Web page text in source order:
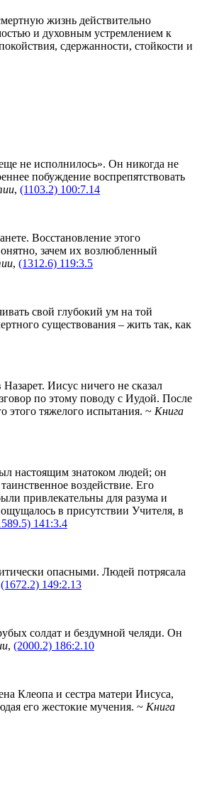
жизнь действительно
и духовным устремлением к
сдержанности, стойкости и
не исполнилось». Он никогда не
побуждение воспрепятствовать
, (1103.2) 100:7.14
Восстановление этого
зачем их возлюбленный
, (1312.6) 119:3.5
свой глубокий ум на той
существования – жить так, как
Иисус ничего не сказал
по этому поводу с Иудой. После
этого тяжелого испытания. ~ Книга
настоящим знатоком людей; он
воздействие. Его
привлекательны для разума и
в присутствии Учителя, в
141:3.4
опасными. Людей потрясала
(1672.2) 149:2.13
солдат и бездумной челяди. Он
, (2000.2) 186:2.10
Клеопа и сестра матери Иисуса,
его жестокие мучения. ~ Книга